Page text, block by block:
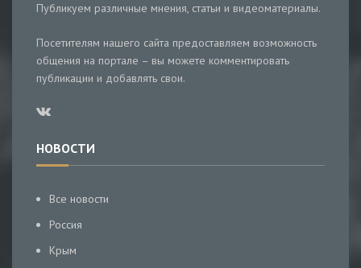
Публикуем различные мнения, статьи и видеоматериалы.
Посетителям нашего сайта предоставляем возможность
общения на портале – вы можете комментировать
публикации и добавлять свои.
НОВОСТИ
Все новости
Россия
Крым